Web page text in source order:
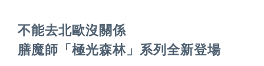
不能去北歐沒關係
膳魔師「極光森林」系列全新登場